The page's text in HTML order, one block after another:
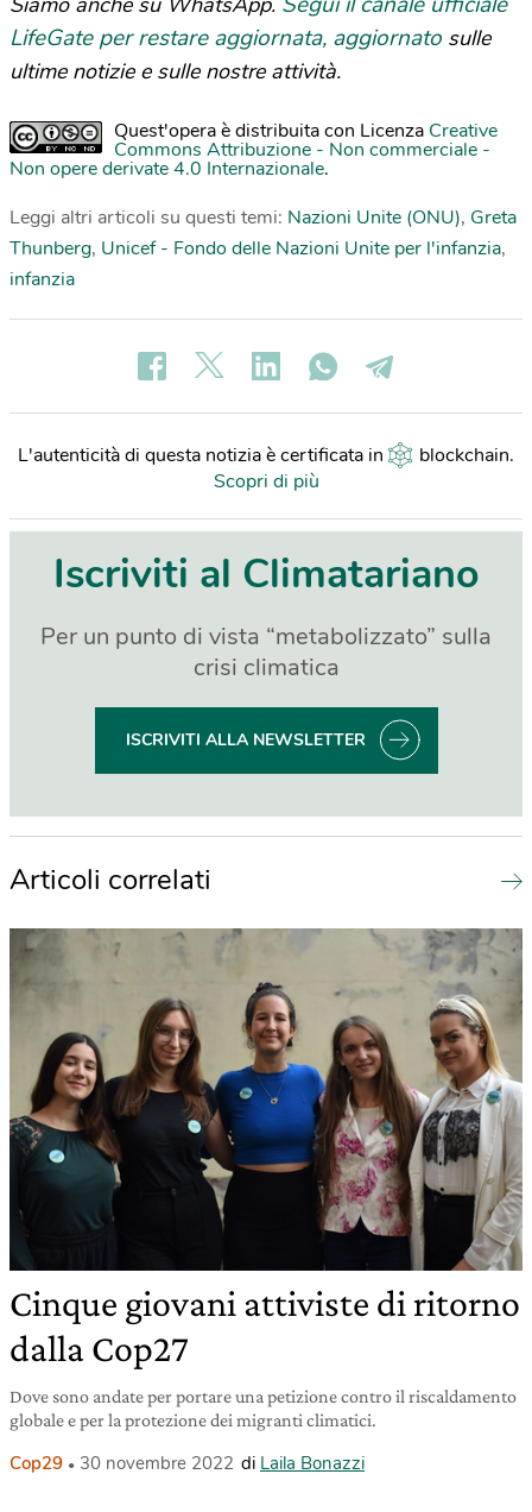
LifeGate per restare aggiornata, aggiornato sulle
ultime notizie e sulle nostre attività.
Quest'opera è distribuita con Licenza Creative
Commons Attribuzione - Non commerciale -
Non opere derivate 4.0 Internazionale.
Leggi altri articoli su questi temi: Nazioni Unite (ONU), Greta
Thunberg, Unicef - Fondo delle Nazioni Unite per l'infanzia,
infanzia
L'autenticità di questa notizia è certificata in blockchain.
Scopri di più
Iscriviti al Climatariano
Per un punto di vista “metabolizzato” sulla
crisi climatica
ISCRIVITI ALLA NEWSLETTER
Articoli correlati
Cinque giovani attiviste di ritorno
dalla Cop27
Dove sono andate per portare una petizione contro il riscaldamento
globale e per la protezione dei migranti climatici.
Cop29 30 novembre 2022 di Laila Bonazzi